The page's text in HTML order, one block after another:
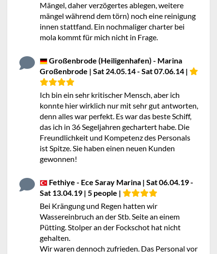
Mängel, daher verzögertes ablegen, weitere
mängel während dem törn) noch eine reinigung
innen stattfand. Ein nochmaliger charter bei
mola kommt für mich nicht in Frage.
Großenbrode (Heiligenhafen) - Marina
Großenbrode | Sat 24.05.14 - Sat 07.06.14 |
Ich bin ein sehr kritischer Mensch, aber ich
konnte hier wirklich nur mit sehr gut antworten,
denn alles war perfekt. Es war das beste Schiff,
das ich in 36 Segeljahren gechartert habe. Die
Freundlichkeit und Kompetenz des Personals
ist Spitze. Sie haben einen neuen Kunden
gewonnen!
Fethiye - Ece Saray Marina | Sat 06.04.19 -
Sat 13.04.19 | 5 people |
Bei Krängung und Regen hatten wir
Wassereinbruch an der Stb. Seite an einem
Pütting. Stolper an der Fockschot hat nicht
gehalten.
Wir waren dennoch zufrieden. Das Personal vor